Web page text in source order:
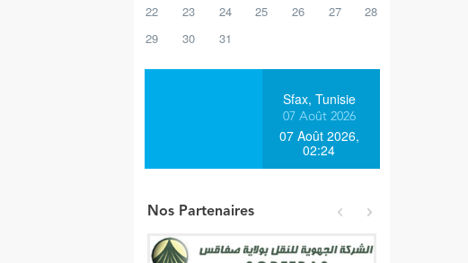
22
23 24 25 26 27
28
29
30 31
Sfax, Tunisie
07 Août 2026
07 Août 2026,
02:24
Nos Partenaires prevnext